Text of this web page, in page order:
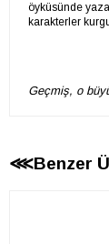
öyküsünde
karakterler
Geçmiş, o
⋘Benzer